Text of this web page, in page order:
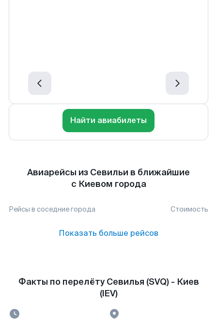
Найти авиабилеты
Авиарейсы из Севильи в ближайшие
с Киевом города
Рейсы в соседние города Стоимость
Показать больше рейсов
Факты по перелёту Севилья (SVQ) - Киев
(IEV)